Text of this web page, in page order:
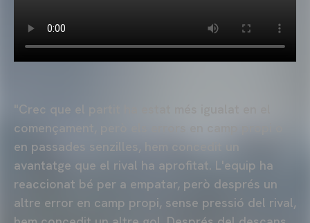
"Crec que el partit ha estat més igualat en el
començament, però els errors en camp propi o
en passades senzilles, hem concedit un
avantatge que el rival ha aprofitat. L'equip ha
reaccionat bé per a empatar, però després un
altre error en camp propi, sense pressió del rival,